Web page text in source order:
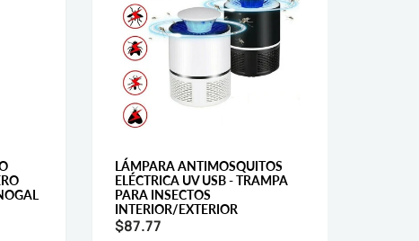
LÁMPARA ANTIMOSQUITOS
ELÉCTRICA UV USB - TRAMPA
PARA INSECTOS
INTERIOR/EXTERIOR
$87.77